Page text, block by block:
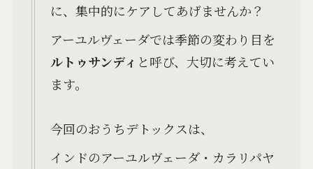
に、集中的にケアしてあげませんか？
アーユルヴェーダでは季節の変わり目を
ルトゥサンディ と呼び、大切に考えてい
ます。
今回のおうちデトックスは、
インドのアーユルヴェーダ・カラリパヤ